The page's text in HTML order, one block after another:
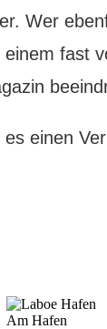
Wer
fast
einen
Am Hafen